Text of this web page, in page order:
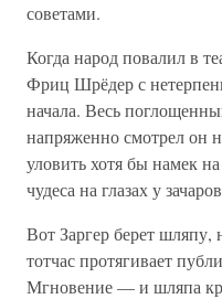
советами.
Когда народ повалил в
Фриц Шрёдер с
начала. Весь
напряженно смотрел он
уловить хотя бы намек
чудеса на глазах у
Вот Заргер берет
тотчас протягивает
Мгновение — и шляпа